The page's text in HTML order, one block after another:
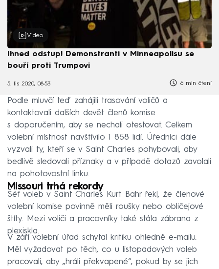
Video
Ihned odstup! Demonstranti v Minneapolisu se
bouří proti Trumpovi
5. lis 2020, 08:53 6 min čtení
Podle mluvčí teď zahájili trasování voličů a
kontaktovali dalších devět členů komise
s doporučením, aby se nechali otestovat. Celkem
volební místnost navštívilo 1 858 lidí. Úředníci dále
vyzvali ty, kteří se v Saint Charles pohybovali, aby
bedlivě sledovali příznaky a v případě dotazů zavolali
na pohotovostní linku.
Missouri trhá rekordy
Šéf voleb v Saint Charles Kurt Bahr řekl, že členové
volební komise povinně měli roušky nebo obličejové
štíty. Mezi voliči a pracovníky také stála zábrana z
plexiskla.
V září volební úřad schytal kritiku ohledně e-mailu.
Měl vyžadovat po těch, co u listopadových voleb
pracovali, aby „hráli překvapené“, pokud by se jich